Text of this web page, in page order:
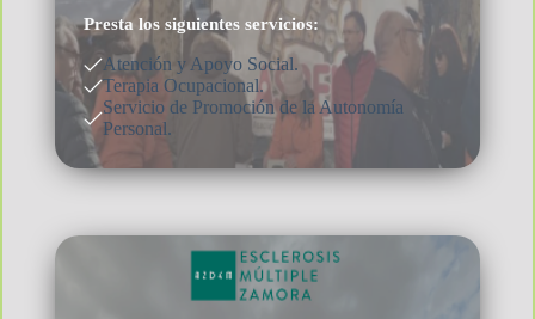
Presta los siguientes servicios:
Atención y Apoyo Social.
Terapia Ocupacional.
Servicio de Promoción de la Autonomía
Personal.